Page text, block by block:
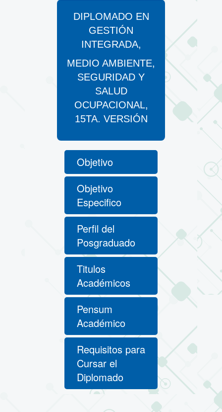
DIPLOMADO EN
GESTIÓN
INTEGRADA,
MEDIO AMBIENTE,
SEGURIDAD Y
SALUD
OCUPACIONAL,
15TA. VERSIÓN
Objetivo
Objetivo
Especifico
Perfil del
Posgraduado
Titulos
Académicos
Pensum
Académico
Requisitos para
Cursar el
Diplomado